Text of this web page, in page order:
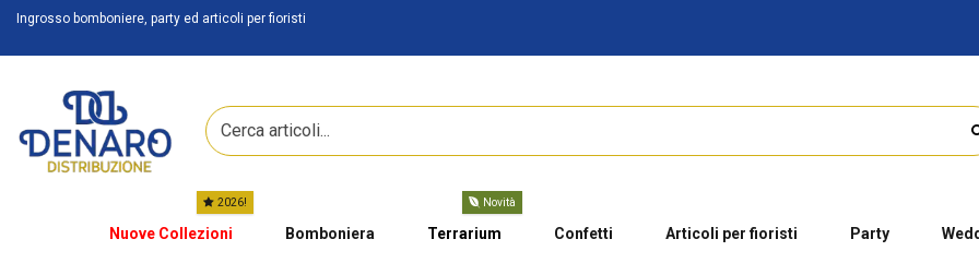
Ingrosso bomboniere, party ed articoli per fioristi
Nuove Collezioni
2026!
Bomboniera Terrarium
Novità
Confetti Articoli per fioristi Party